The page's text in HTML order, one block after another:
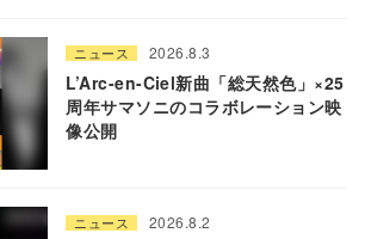
ニュース 2026.8.3
L’Arc-en-Ciel新曲「総天然色」×25
周年サマソニのコラボレーション映
像公開
ニュース 2026.8.2